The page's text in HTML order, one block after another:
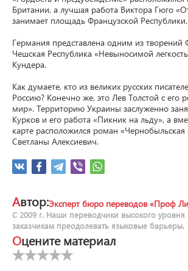
Британии, а лучшая работа Виктора Гюго
занимает площадь Французской Республики.
Германия представлена одним из творений
Чешская Республика «Невыносимой
Кундера.
Как думаете, кто из великих русских
Россию? Конечно же, это Лев Толстой с его
мир». Территорию Украины заслуженно
Курков и его работа «Пикник на льду», а
карте расположился роман «Чернобыльская
Светланы Алексиевич.
Автор:Эксперт бюро переводов «Проф
С 2009 г. Наши переводчики высокого
заказчикам преодолевать языковые барьеры.
Оцените материал